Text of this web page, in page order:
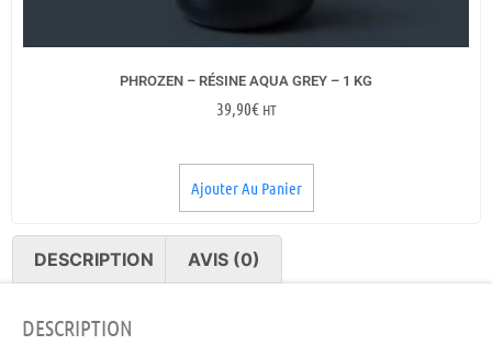
PHROZEN – RÉSINE AQUA GREY – 1 KG
39,90€ HT
Ajouter Au Panier
DESCRIPTION AVIS (0)
DESCRIPTION